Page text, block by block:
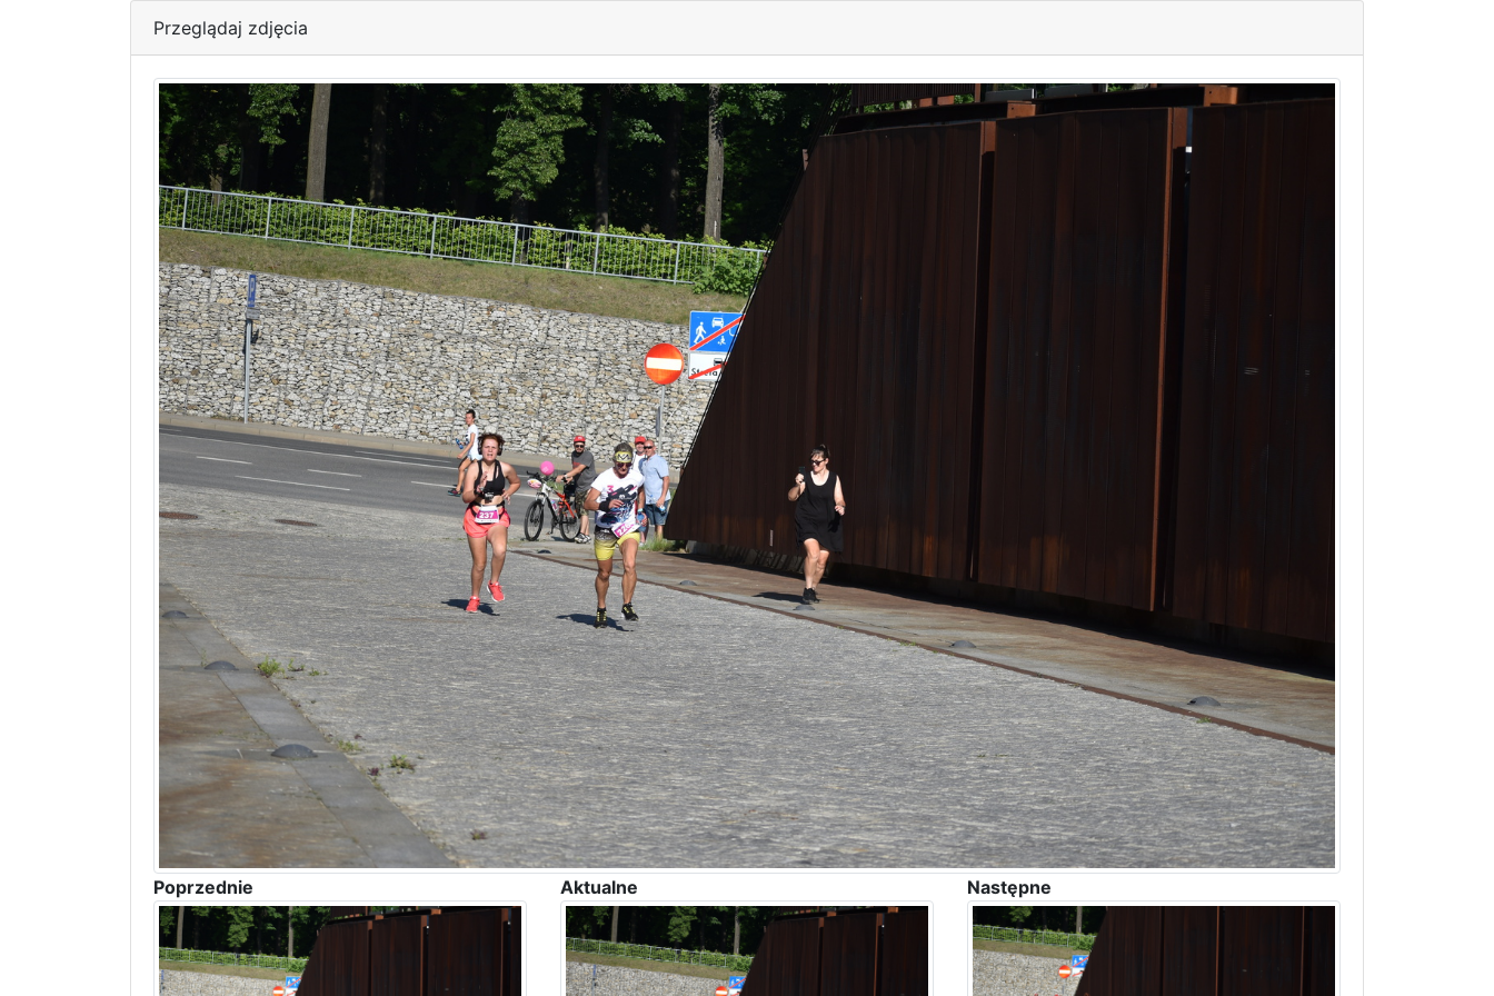
Przeglądaj zdjęcia
Poprzednie Aktualne Następne